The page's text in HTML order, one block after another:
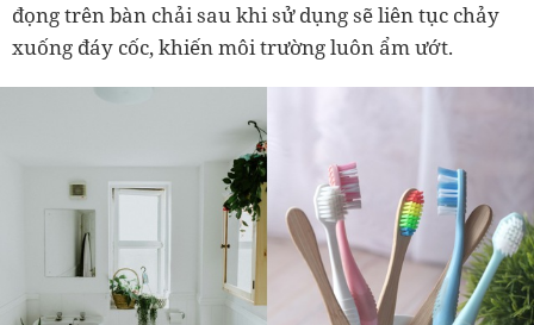
đọng trên bàn chải sau khi sử dụng sẽ liên tục chảy
xuống đáy cốc, khiến môi trường luôn ẩm ướt.